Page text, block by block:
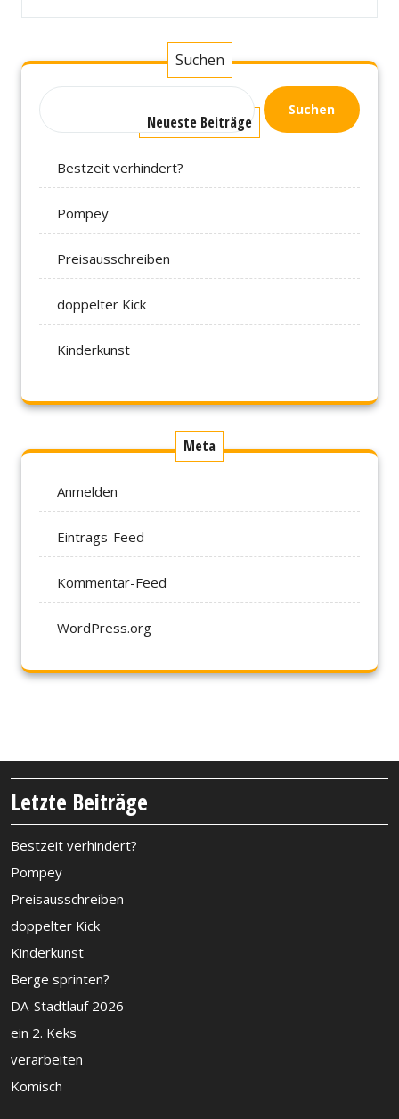
Suchen
Suchen
Neueste Beiträge
Bestzeit verhindert?
Pompey
Preisausschreiben
doppelter Kick
Kinderkunst
Meta
Anmelden
Eintrags-Feed
Kommentar-Feed
WordPress.org
Letzte Beiträge
Bestzeit verhindert?
Pompey
Preisausschreiben
doppelter Kick
Kinderkunst
Berge sprinten?
DA-Stadtlauf 2026
ein 2. Keks
verarbeiten
Komisch